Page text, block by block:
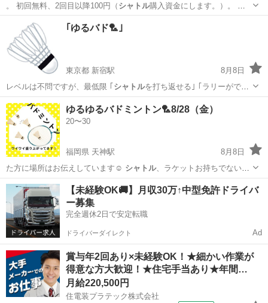
。 初回無料、2回目以降100円（ シャトル購入資金にします。）。 ラ
ケットな… 水戸市
｢ゆるバド🏸｣
東京都 新宿駅
8月8日
レベルは不問ですが、最低限 ｢ シャトルを打ち返せる｣ ｢ラリーができ
る｣ …
東京 新宿区 バドミントン
ゆるゆるバドミントン🏸8/28（金）
20〜30
福岡県 天神駅
8月8日
た方に場所はお伝えしています☺︎ シャトル、ラケットお持ちでない方
も無料で貸し…
福岡 福岡市 天神駅 バドミントン
【未経験OK🚚】月収30万↑中型免許ドライバ
ー募集
完全週休2日で安定転職
ドライバーダイレクト Ad
賞与年2回あり×未経験OK！★細かい作業が
得意な方大歓迎！★住宅手当あり★年間…
月給220,500円
住電装プラテック株式会社